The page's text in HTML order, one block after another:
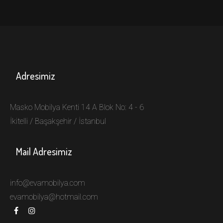
Adresimiz
Masko Mobilya Kenti 14 A Blok No: 4 - 6
İkitelli / Başakşehir / İstanbul
Mail Adresimiz
info@evamobilya.com
evamobilya@hotmail.com